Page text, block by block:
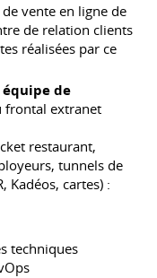
de vente en ligne de
de relation clients
réalisées par ce
de
frontal extranet
restaurant,
tunnels de
Kadéos, cartes) :
techniques